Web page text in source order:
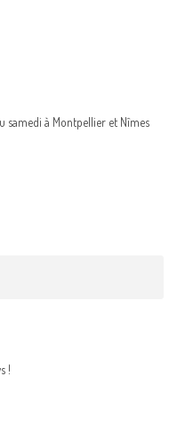
samedi à Montpellier et Nîmes
!